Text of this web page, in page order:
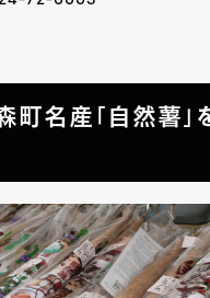
名産「自然薯」